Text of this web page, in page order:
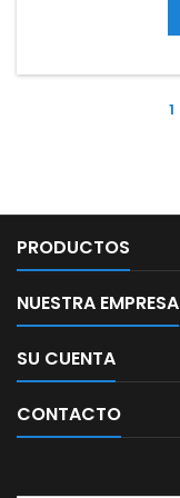
1
PRODUCTOS
NUESTRA EMPRESA
SU CUENTA
CONTACTO